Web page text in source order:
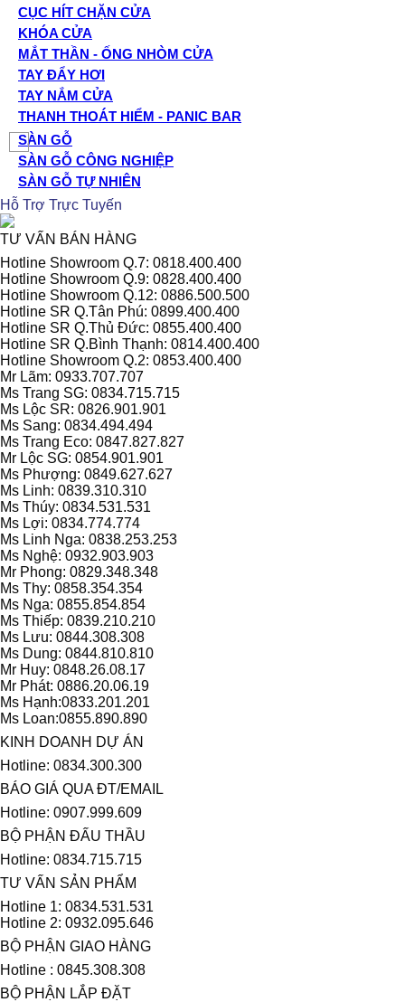
CỤC HÍT CHẶN CỬA
KHÓA CỬA
MẮT THẦN - ỐNG NHÒM CỬA
TAY ĐẨY HƠI
TAY NẮM CỬA
THANH THOÁT HIỂM - PANIC BAR
SÀN GỖ
SÀN GỖ CÔNG NGHIỆP
SÀN GỖ TỰ NHIÊN
Hỗ Trợ Trực Tuyến
TƯ VẤN BÁN HÀNG
Hotline Showroom Q.7: 0818.400.400
Hotline Showroom Q.9: 0828.400.400
Hotline Showroom Q.12: 0886.500.500
Hotline SR Q.Tân Phú: 0899.400.400
Hotline SR Q.Thủ Đức: 0855.400.400
Hotline SR Q.Bình Thạnh: 0814.400.400
Hotline Showroom Q.2: 0853.400.400
Mr Lãm: 0933.707.707
Ms Trang SG: 0834.715.715
Ms Lộc SR: 0826.901.901
Ms Sang: 0834.494.494
Ms Trang Eco: 0847.827.827
Mr Lộc SG: 0854.901.901
Ms Phượng: 0849.627.627
Ms Linh: 0839.310.310
Ms Thúy: 0834.531.531
Ms Lợi: 0834.774.774
Ms Linh Nga: 0838.253.253
Ms Nghệ: 0932.903.903
Mr Phong: 0829.348.348
Ms Thy: 0858.354.354
Ms Nga: 0855.854.854
Ms Thiếp: 0839.210.210
Ms Lưu: 0844.308.308
Ms Dung: 0844.810.810
Mr Huy: 0848.26.08.17
Mr Phát: 0886.20.06.19
Ms Hạnh:0833.201.201
Ms Loan:0855.890.890
KINH DOANH DỰ ÁN
Hotline: 0834.300.300
BÁO GIÁ QUA ĐT/EMAIL
Hotline: 0907.999.609
BỘ PHẬN ĐẤU THẦU
Hotline: 0834.715.715
TƯ VẤN SẢN PHẨM
Hotline 1: 0834.531.531
Hotline 2: 0932.095.646
BỘ PHẬN GIAO HÀNG
Hotline : 0845.308.308
BỘ PHẬN LẮP ĐẶT